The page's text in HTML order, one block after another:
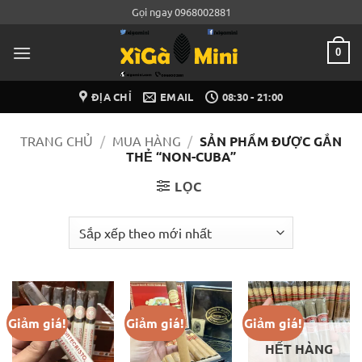
nội
Gọi ngay 0968002881
0
ĐỊA CHỈ EMAIL 08:30 - 21:00
TRANG CHỦ / MUA HÀNG / SẢN PHẨM ĐƯỢC GẮN
THẺ “NON-CUBA”
LỌC
Giảm giá! Giảm giá!
Giảm giá!
HẾT HÀNG